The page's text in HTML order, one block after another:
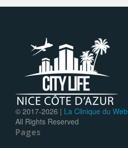
© 2017-2026 | La Clinique du Web
All Rights Reserved
Pages